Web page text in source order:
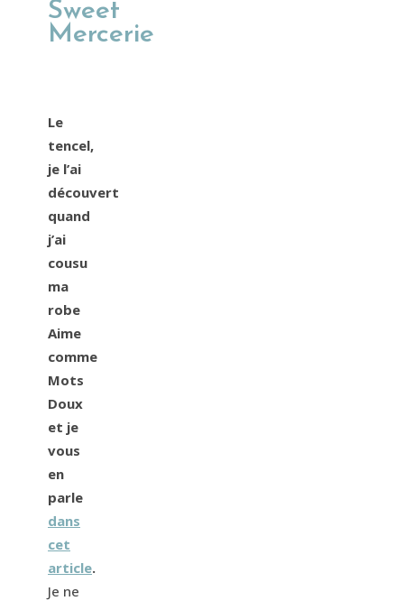
Sweet
Mercerie
Le
tencel,
je l’ai
découvert
quand
j’ai
cousu
ma
robe
Aime
comme
Mots
Doux
et je
vous
en
parle
dans
cet
article.
Je ne